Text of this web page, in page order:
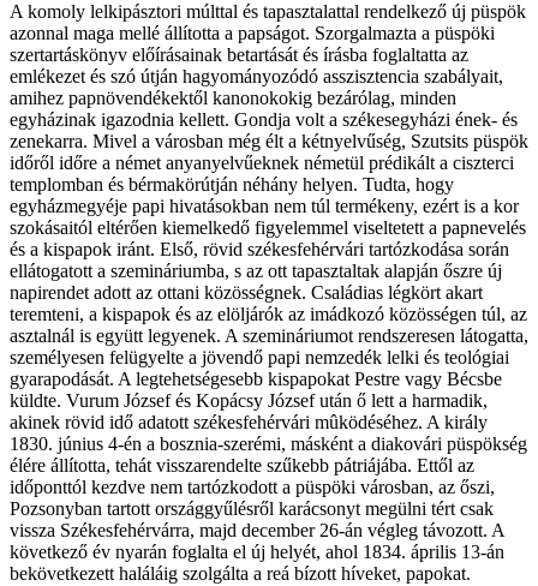
A komoly lelkipásztori múlttal és tapasztalattal rendelkező új püspök
azonnal maga mellé állította a papságot. Szorgalmazta a püspöki
szertartáskönyv előírásainak betartását és írásba foglaltatta az
emlékezet és szó útján hagyományozódó asszisztencia szabályait,
amihez papnövendékektől kanonokokig bezárólag, minden
egyházinak igazodnia kellett. Gondja volt a székesegyházi ének- és
zenekarra. Mivel a városban még élt a kétnyelvűség, Szutsits püspök
időről időre a német anyanyelvűeknek németül prédikált a ciszterci
templomban és bérmakörútján néhány helyen. Tudta, hogy
egyházmegyéje papi hivatásokban nem túl termékeny, ezért is a kor
szokásaitól eltérően kiemelkedő figyelemmel viseltetett a papnevelés
és a kispapok iránt. Első, rövid székesfehérvári tartózkodása során
ellátogatott a szemináriumba, s az ott tapasztaltak alapján őszre új
napirendet adott az ottani közösségnek. Családias légkört akart
teremteni, a kispapok és az elöljárók az imádkozó közösségen túl, az
asztalnál is együtt legyenek. A szemináriumot rendszeresen látogatta,
személyesen felügyelte a jövendő papi nemzedék lelki és teológiai
gyarapodását. A legtehetségesebb kispapokat Pestre vagy Bécsbe
küldte. Vurum József és Kopácsy József után ő lett a harmadik,
akinek rövid idő adatott székesfehérvári mûködéséhez. A király
1830. június 4-én a bosznia-szerémi, másként a diakovári püspökség
élére állította, tehát visszarendelte szűkebb pátriájába. Ettől az
időponttól kezdve nem tartózkodott a püspöki városban, az őszi,
Pozsonyban tartott országgyűlésről karácsonyt megülni tért csak
vissza Székesfehérvárra, majd december 26-án végleg távozott. A
következő év nyarán foglalta el új helyét, ahol 1834. április 13-án
bekövetkezett haláláig szolgálta a reá bízott híveket, papokat.